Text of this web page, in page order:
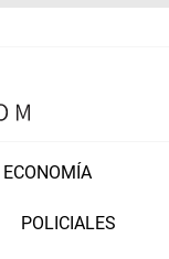
ECONOMÍA
POLICIALES